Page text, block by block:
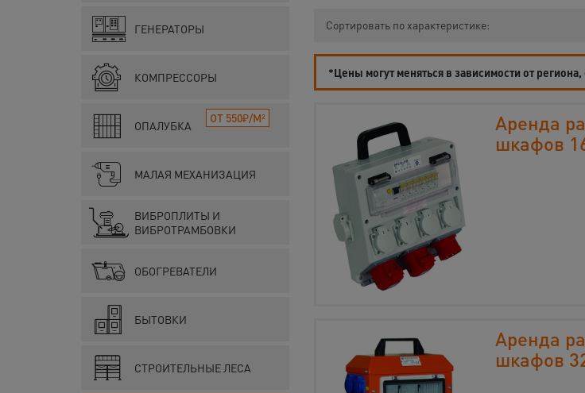
ГЕНЕРАТОРЫ
КОМПРЕССОРЫ
ОПАЛУБКА
ОТ 550₽/М²
МАЛАЯ МЕХАНИЗАЦИЯ
ВИБРОПЛИТЫ И
ВИБРОТРАМБОВКИ
ОБОГРЕВАТЕЛИ
БЫТОВКИ
СТРОИТЕЛЬНЫЕ ЛЕСА
Сортировать по характеристике:
*Цены могут меняться в зависимости от
Аренда
шкафов
Аренда
шкафов